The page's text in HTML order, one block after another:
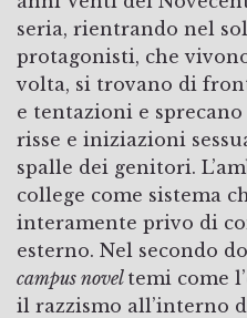
seria, rientrando nel
protagonisti, che
volta, si trovano di
e tentazioni e
risse e iniziazioni
spalle dei genitori.
college come sistema
interamente privo di
esterno. Nel secondo
campus novel temi come
il razzismo all’interno